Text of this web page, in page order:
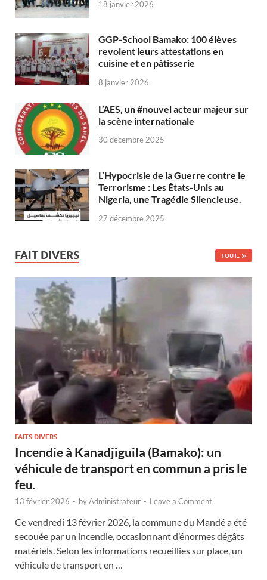
18 janvier 2026
GGP-School Bamako: 100 élèves
revoient leurs attestations en
cuisine et en pâtisserie
8 janvier 2026
L’AES, un #nouvel acteur majeur sur
la scène internationale
30 décembre 2025
L’Hypocrisie de la Guerre contre le
Terrorisme : Les États-Unis au
Nigeria, une Tragédie Silencieuse.
27 décembre 2025
FAIT DIVERS TOUT...
FAITS DIVERS
Incendie à Kanadjiguila (Bamako): un
véhicule de transport en commun a pris le
feu.
13 février 2026 - byAdministrateur - Leave a Comment
Ce vendredi 13 février 2026, la commune du Mandé a été
secouée par un incendie, occasionnant d’énormes dégâts
matériels. Selon les informations recueillies sur place, un
véhicule de transport en …